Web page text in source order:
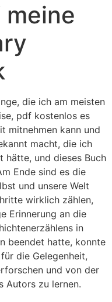
die ich am meisten
pdf kostenlos es
mitnehmen kann und
macht, die ich
hätte, und dieses Buch
Ende sind es die
und unsere Welt
wirklich zählen,
Erinnerung an die
in
beendet hatte, konnte
die Gelegenheit,
und von der
Autors zu lernen.